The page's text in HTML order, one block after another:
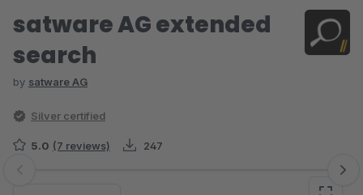
satware AG extended
search
by satware AG
Silver certified
5.0 (7 reviews) 247
Skip image gallery